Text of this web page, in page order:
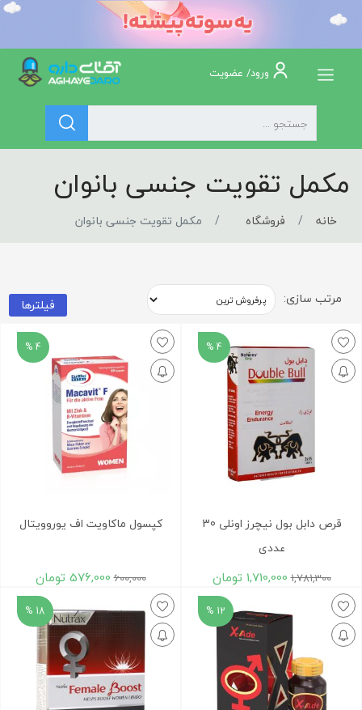
ورود/ عضویت
مکمل تقویت جنسی بانوان
خانه فروشگاه مکمل تقویت جنسی بانوان
مرتب سازی: فیلترها
4 %
قرص دابل بول نیچرز اونلی 30
عددی
1,781,300
1,710,000 تومان
4 %
کپسول ماکاویت اف یوروویتال
600,000
576,000 تومان
12 %
18 %